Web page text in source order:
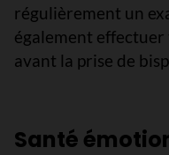
régulièrement un
également
avant la prise de
Santé